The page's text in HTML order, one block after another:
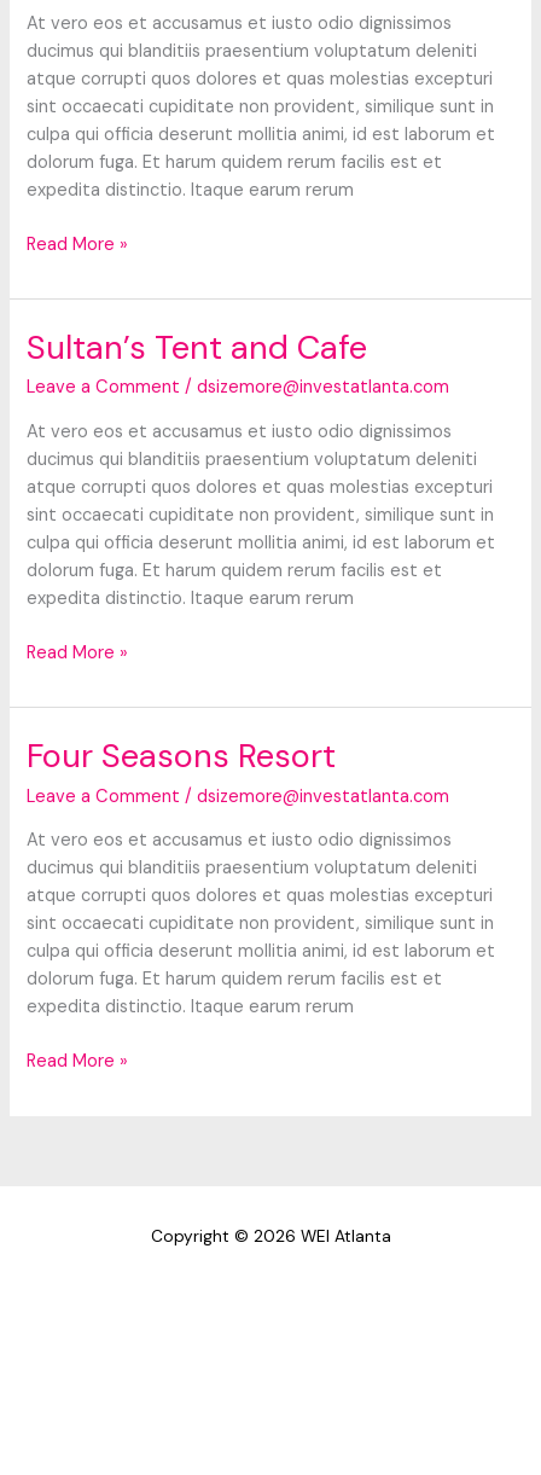
At vero eos et accusamus et iusto odio dignissimos
ducimus qui blanditiis praesentium voluptatum deleniti
atque corrupti quos dolores et quas molestias excepturi
sint occaecati cupiditate non provident, similique sunt in
culpa qui officia deserunt mollitia animi, id est laborum et
dolorum fuga. Et harum quidem rerum facilis est et
expedita distinctio. Itaque earum rerum
Cat
Nekorobi
Read More »
Sultan’s Tent and Cafe
Leave a Comment /dsizemore@investatlanta.com
At vero eos et accusamus et iusto odio dignissimos
ducimus qui blanditiis praesentium voluptatum deleniti
atque corrupti quos dolores et quas molestias excepturi
sint occaecati cupiditate non provident, similique sunt in
culpa qui officia deserunt mollitia animi, id est laborum et
dolorum fuga. Et harum quidem rerum facilis est et
expedita distinctio. Itaque earum rerum
Sultan’s
and
Read More »
Four Seasons Resort
Leave a Comment /dsizemore@investatlanta.com
At vero eos et accusamus et iusto odio dignissimos
ducimus qui blanditiis praesentium voluptatum deleniti
atque corrupti quos dolores et quas molestias excepturi
sint occaecati cupiditate non provident, similique sunt in
culpa qui officia deserunt mollitia animi, id est laborum et
dolorum fuga. Et harum quidem rerum facilis est et
expedita distinctio. Itaque earum rerum
Four
Read More »
Copyright © 2026 WEI Atlanta